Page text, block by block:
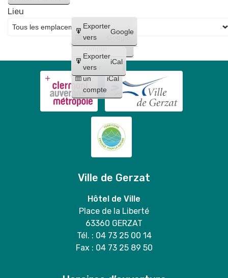
Créer
un
compte
Google
Créer
un
compte
iCal
Exporter
vers
Google
Exporter
vers
iCal
Lieu
Ville de Gerzat
Hôtel de Ville
Place de la Liberté
63360 GERZAT
Tél. : 04 73 25 00 14
Fax : 04 73 25 89 50